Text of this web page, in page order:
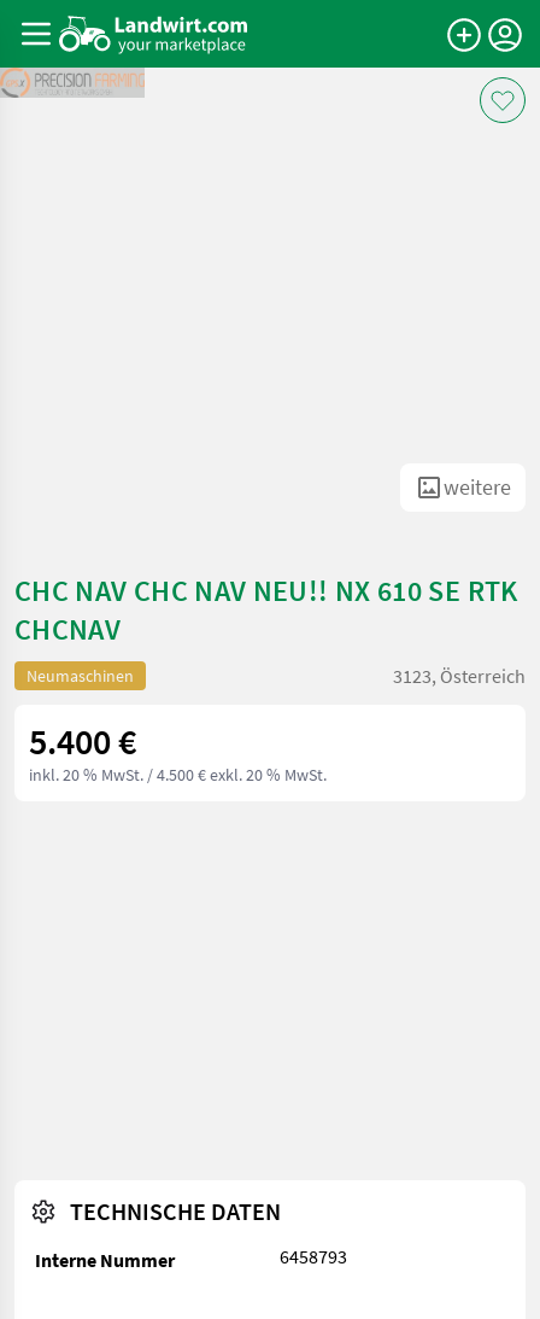
weitere
CHC NAV CHC NAV NEU!! NX 610 SE RTK
CHCNAV
Neumaschinen 3123, Österreich
5.400 €
inkl. 20 % MwSt. / 4.500 € exkl. 20 % MwSt.
TECHNISCHE DATEN
Interne Nummer 6458793